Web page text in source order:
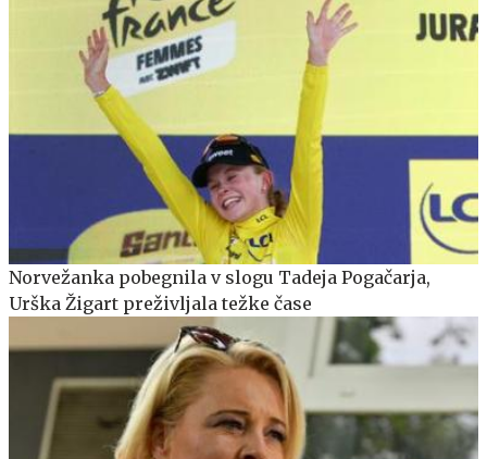
Norvežanka pobegnila v slogu Tadeja Pogačarja,
Urška Žigart preživljala težke čase